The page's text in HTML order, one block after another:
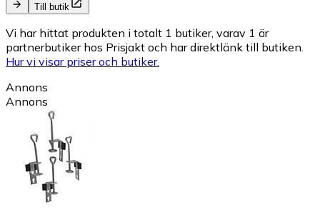
Till butik
Vi har hittat produkten i totalt 1 butiker, varav 1 är
partnerbutiker hos Prisjakt och har direktlänk till butiken.
Hur vi visar priser och butiker.
Annons
Annons